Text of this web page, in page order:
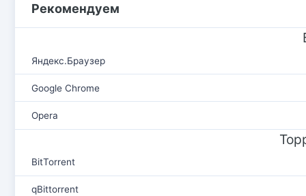
Рекомендуем
Яндекс.Браузер
Google Chrome
Opera
BitTorrent
qBittorrent